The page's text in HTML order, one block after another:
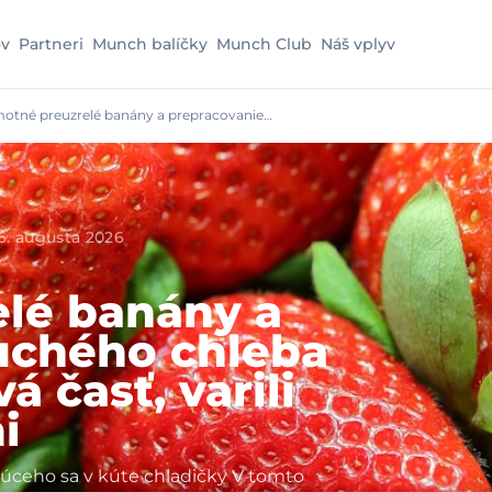
Partneri Munch balíčky Munch Club Náš vplyv
preuzrelé banány a prepracovanie…
augusta 2026
banány a
chleba
časť, varili
sa v kúte chladičky V tomto